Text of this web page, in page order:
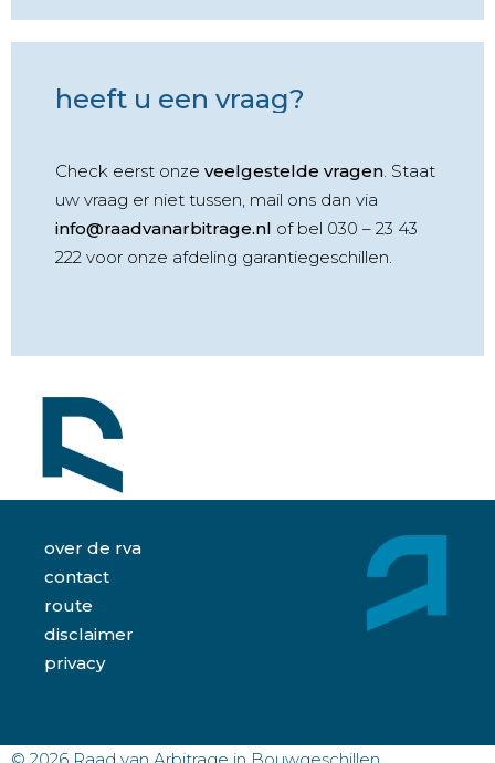
heeft u een vraag?
Check eerst onze veelgestelde vragen. Staat
uw vraag er niet tussen, mail ons dan via
info@raadvanarbitrage.nl of bel 030 – 23 43
222 voor onze afdeling garantiegeschillen.
over de rva
contact
route
disclaimer
privacy